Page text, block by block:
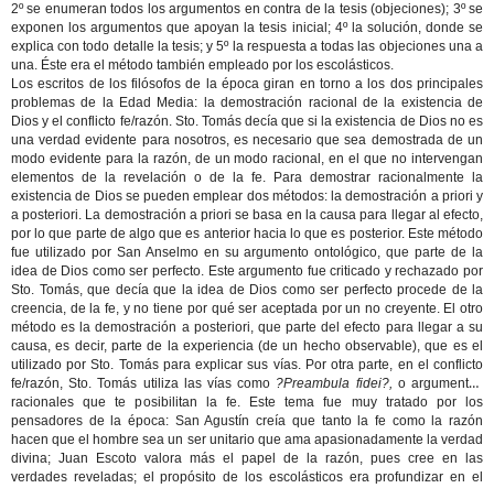
2º se enumeran todos los argumentos en contra de la tesis (objeciones); 3º se
exponen los argumentos que apoyan la tesis inicial; 4º la solución, donde se
explica con todo detalle la tesis; y 5º la respuesta a todas las objeciones una a
una. Éste era el método también empleado por los escolásticos.
Los escritos de los filósofos de la época giran en torno a los dos principales
problemas de la Edad Media: la demostración racional de la existencia de
Dios y el conflicto fe/razón. Sto. Tomás decía que si la existencia de Dios no es
una verdad evidente para nosotros, es necesario que sea demostrada de un
modo evidente para la razón, de un modo racional, en el que no intervengan
elementos de la revelación o de la fe. Para demostrar racionalmente la
existencia de Dios se pueden emplear dos métodos: la demostración a priori y
a posteriori. La demostración a priori se basa en la causa para llegar al efecto,
por lo que parte de algo que es anterior hacia lo que es posterior. Este método
fue utilizado por San Anselmo en su argumento ontológico, que parte de la
idea de Dios como ser perfecto. Este argumento fue criticado y rechazado por
Sto. Tomás, que decía que la idea de Dios como ser perfecto procede de la
creencia, de la fe, y no tiene por qué ser aceptada por un no creyente. El otro
método es la demostración a posteriori, que parte del efecto para llegar a su
causa, es decir, parte de la experiencia (de un hecho observable), que es el
utilizado por Sto. Tomás para explicar sus vías. Por otra parte, en el conflicto
fe/razón, Sto. Tomás utiliza las vías como ?Preambula fidei?, o argumentos
racionales que te posibilitan la fe. Este tema fue muy tratado por los
pensadores de la época: San Agustín creía que tanto la fe como la razón
hacen que el hombre sea un ser unitario que ama apasionadamente la verdad
divina; Juan Escoto valora más el papel de la razón, pues cree en las
verdades reveladas; el propósito de los escolásticos era profundizar en el